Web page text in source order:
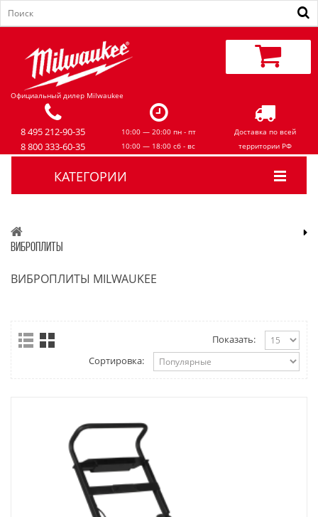
Официальный дилер Milwaukee
8 495 212-90-35
8 800 333-60-35
10:00 — 20:00 пн - пт
10:00 — 18:00 сб - вс
Доставка по всей
территории РФ
КАТЕГОРИИ
ВИБРОПЛИТЫ
ВИБРОПЛИТЫ MILWAUKEE
Показать:
Сортировка: